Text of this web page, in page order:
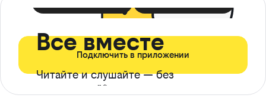
Все вместе
Читайте и слушайте — без
ограничений*
Подключить в приложении